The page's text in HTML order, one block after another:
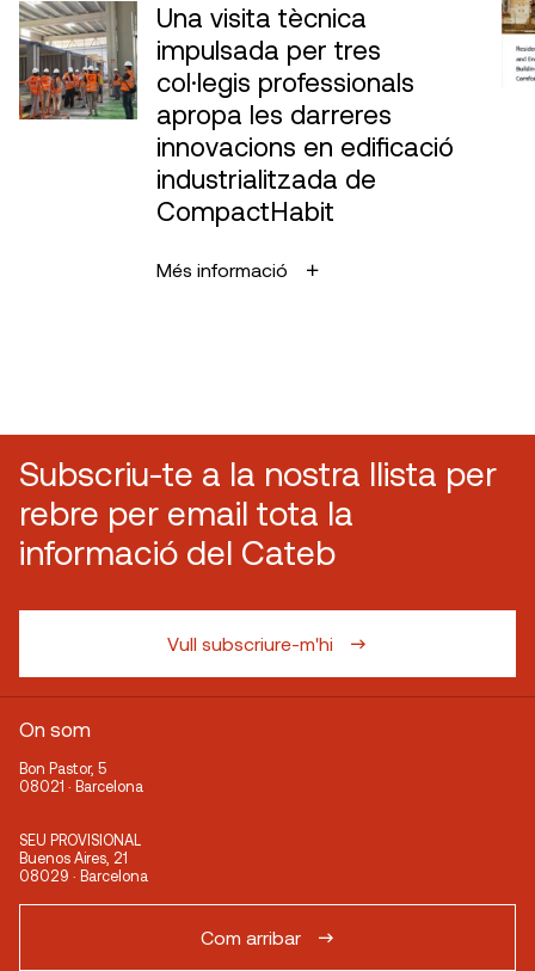
Una visita tècnica
impulsada per tres
col·legis professionals
apropa les darreres
innovacions en edificació
industrialitzada de
CompactHabit
Més informació
Subscriu-te a la nostra llista per
rebre per email tota la
informació del Cateb
Vull subscriure-m'hi
On som
Bon Pastor, 5
08021 · Barcelona
SEU PROVISIONAL
Buenos Aires, 21
08029 · Barcelona
Com arribar